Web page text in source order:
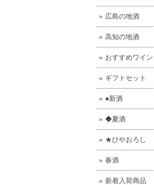
広島の地酒
高知の地酒
おすすめワイン
ギフトセット
●新酒
◆夏酒
★ひやおろし
春酒
新着入荷商品